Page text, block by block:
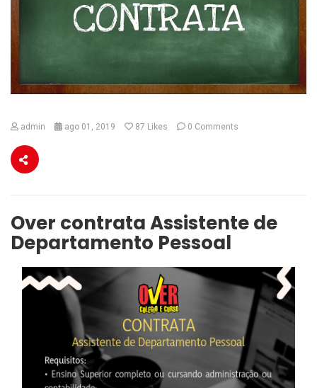
admin ago 01, 2019 87 Likes 0 Comments
Over contrata Assistente de
Departamento Pessoal